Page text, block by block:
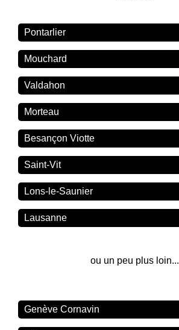
Pontarlier
Mouchard
Valdahon
Morteau
Besançon Viotte
Saint-Vit
Lons-le-Saunier
Lausanne
ou un peu plus loin...
Genève Cornavin